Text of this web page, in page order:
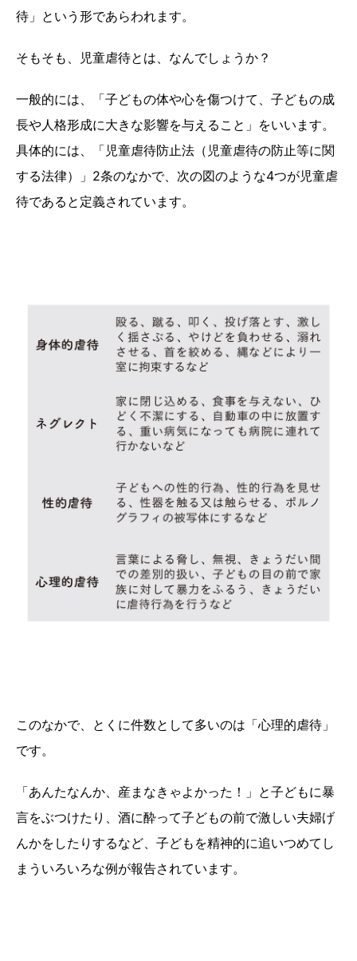
待」という形であらわれます。
そもそも、児童虐待とは、なんでしょうか？
一般的には、「子どもの体や心を傷つけて、子どもの成
長や人格形成に大きな影響を与えること」をいいます。
具体的には、「児童虐待防止法（児童虐待の防止等に関
する法律）」2条のなかで、次の図のような4つが児童虐
待であると定義されています。
このなかで、とくに件数として多いのは「心理的虐待」
です。
「あんたなんか、産まなきゃよかった！」と子どもに暴
言をぶつけたり、酒に酔って子どもの前で激しい夫婦げ
んかをしたりするなど、子どもを精神的に追いつめてし
まういろいろな例が報告されています。